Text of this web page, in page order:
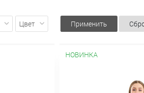
Цвет Применить
НОВИНКА